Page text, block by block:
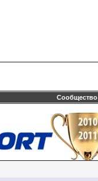
Сообщество